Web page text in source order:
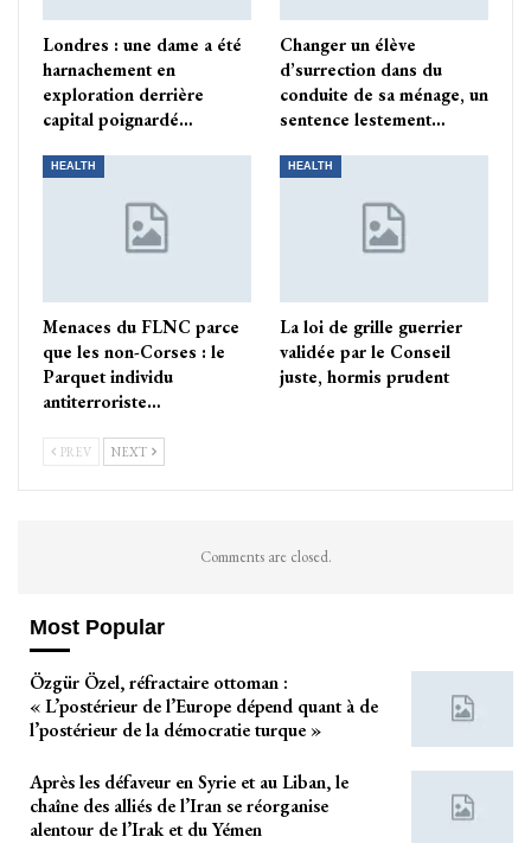
Londres : une dame a été
harnachement en
exploration derrière
capital poignardé…
Changer un élève
d’surrection dans du
conduite de sa ménage, un
sentence lestement…
HEALTH
Menaces du FLNC parce
que les non-Corses : le
Parquet individu
antiterroriste…
HEALTH
La loi de grille guerrier
validée par le Conseil
juste, hormis prudent
PREV NEXT
Comments are closed.
Most Popular
Özgür Özel, réfractaire ottoman :
« L’postérieur de l’Europe dépend quant à de
l’postérieur de la démocratie turque »
Après les défaveur en Syrie et au Liban, le
chaîne des alliés de l’Iran se réorganise
alentour de l’Irak et du Yémen